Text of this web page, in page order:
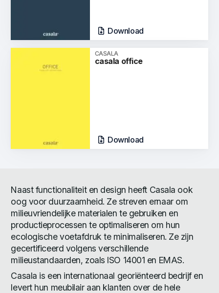
Download
CASALA
casala office
Download
Naast functionaliteit en design heeft Casala ook
oog voor duurzaamheid. Ze streven ernaar om
milieuvriendelijke materialen te gebruiken en
productieprocessen te optimaliseren om hun
ecologische voetafdruk te minimaliseren. Ze zijn
gecertificeerd volgens verschillende
milieustandaarden, zoals ISO 14001 en EMAS.
Casala is een internationaal georiënteerd bedrijf en
levert hun meubilair aan klanten over de hele